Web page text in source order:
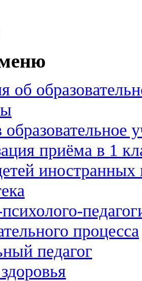
об
приёма в 1
иностранных
процесса
педагог